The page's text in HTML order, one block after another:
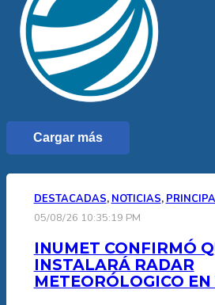
Cargar más
DESTACADAS, NOTICIAS,
05/08/26 10:35:19 PM
INUMET CONFIRMÓ
INSTALARÁ RADAR
METEORÓLOGICO EN